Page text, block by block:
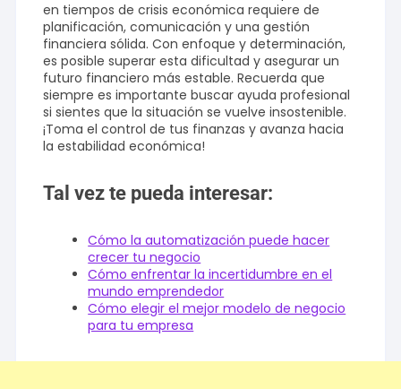
en tiempos de crisis económica requiere de
planificación, comunicación y una gestión
financiera sólida. Con enfoque y determinación,
es posible superar esta dificultad y asegurar un
futuro financiero más estable. Recuerda que
siempre es importante buscar ayuda profesional
si sientes que la situación se vuelve insostenible.
¡Toma el control de tus finanzas y avanza hacia
la estabilidad económica!
Tal vez te pueda interesar:
Cómo la automatización puede hacer
crecer tu negocio
Cómo enfrentar la incertidumbre en el
mundo emprendedor
Cómo elegir el mejor modelo de negocio
para tu empresa